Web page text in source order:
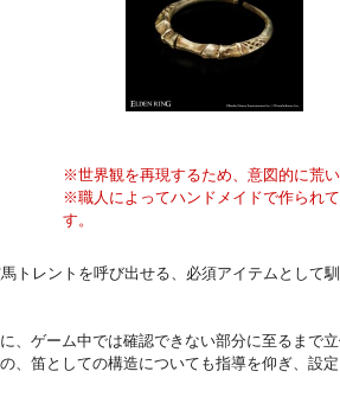
※世界観を再現するため、意図的に荒
※職人によってハンドメイドで作られ
す。
トレントを呼び出せる、必須アイテムとし
ゲーム中では確認できない部分に至るまで
笛としての構造についても指導を仰ぎ、設